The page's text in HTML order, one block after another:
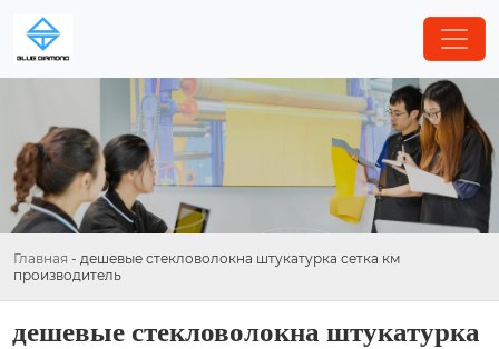
Главная - дешевые стекловолокна штукатурка сетка км
производитель
дешевые стекловолокна штукатурка